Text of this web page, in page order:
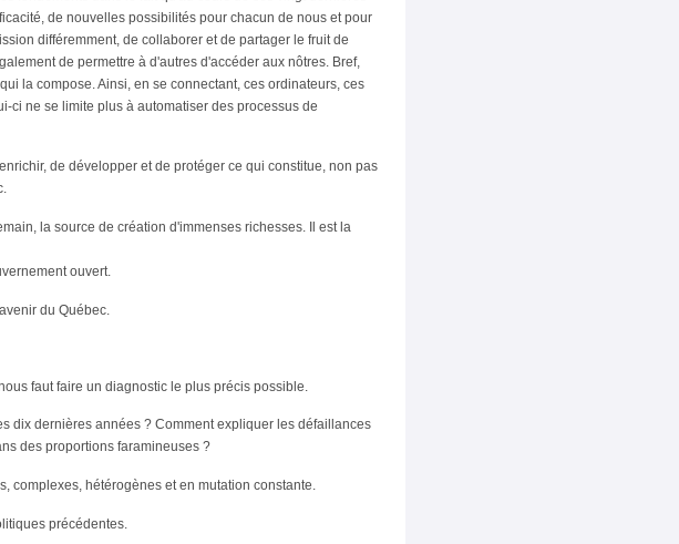
de nouvelles possibilités pour chacun de nous et pour
différemment, de collaborer et de partager le fruit de
de permettre à d'autres d'accéder aux nôtres. Bref,
la compose. Ainsi, en se connectant, ces ordinateurs, ces
ci ne se limite plus à automatiser des processus de
de développer et de protéger ce qui constitue, non pas
la source de création d'immenses richesses. Il est la
ouvert.
du Québec.
faut faire un diagnostic le plus précis possible.
dix dernières années ? Comment expliquer les défaillances
des proportions faramineuses ?
complexes, hétérogènes et en mutation constante.
précédentes.